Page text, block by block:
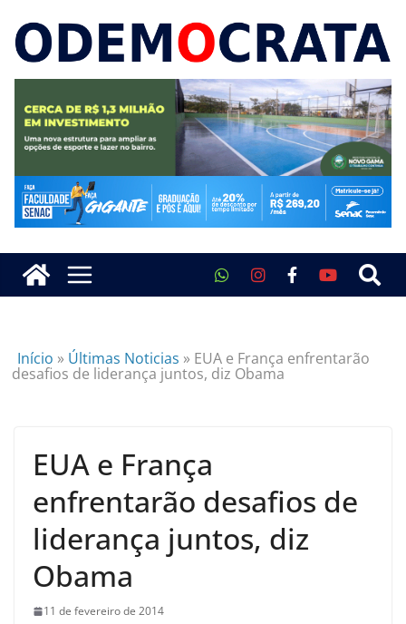
Início » Últimas Noticias » EUA e França enfrentarão
desafios de liderança juntos, diz Obama
EUA e França
enfrentarão desafios de
liderança juntos, diz
Obama
11 de fevereiro de 2014